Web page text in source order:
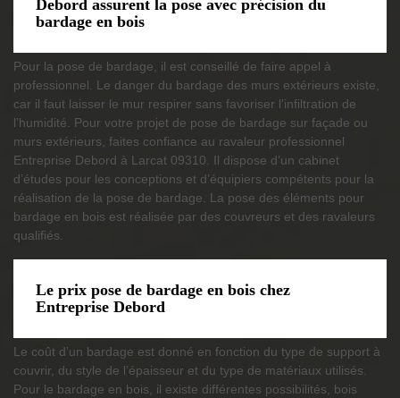
Debord assurent la pose avec précision du
bardage en bois
Pour la pose de bardage, il est conseillé de faire appel à
professionnel. Le danger du bardage des murs extérieurs existe,
car il faut laisser le mur respirer sans favoriser l’infiltration de
l’humidité. Pour votre projet de pose de bardage sur façade ou
murs extérieurs, faites confiance au ravaleur professionnel
Entreprise Debord à Larcat 09310. Il dispose d’un cabinet
d’études pour les conceptions et d’équipiers compétents pour la
réalisation de la pose de bardage. La pose des éléments pour
bardage en bois est réalisée par des couvreurs et des ravaleurs
qualifiés.
Le prix pose de bardage en bois chez
Entreprise Debord
Le coût d’un bardage est donné en fonction du type de support à
couvrir, du style de l’épaisseur et du type de matériaux utilisés.
Pour le bardage en bois, il existe différentes possibilités, bois